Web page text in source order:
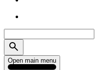
Open main menu